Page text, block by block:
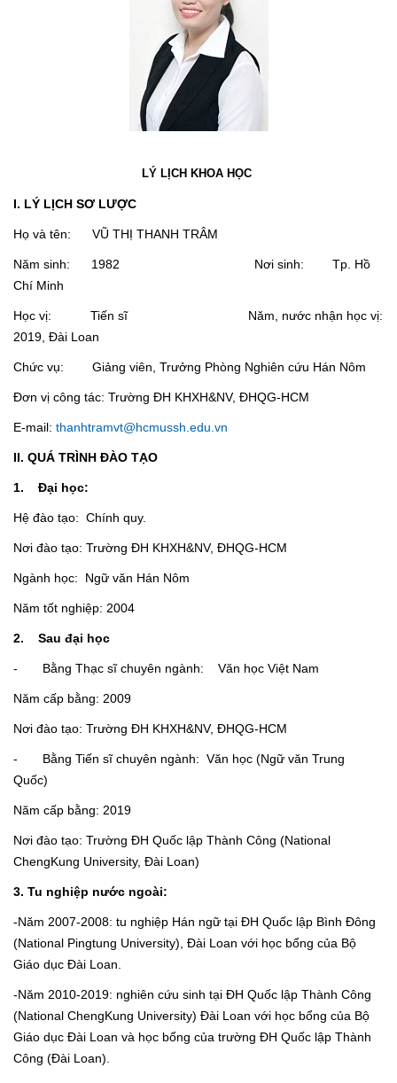
LÝ LỊCH KHOA HỌC
I. LÝ LỊCH SƠ LƯỢC
Họ và tên: VŨ THỊ THANH TRÂM
Năm sinh: 1982 Nơi sinh: Tp. Hồ
Chí Minh
Học vị: Tiến sĩ Năm, nước nhận học vị:
2019, Đài Loan
Chức vụ: Giảng viên, Trưởng Phòng Nghiên cứu Hán Nôm
Đơn vị công tác: Trường ĐH KHXH&NV, ĐHQG-HCM
E-mail: thanhtramvt@hcmussh.edu.vn
II. QUÁ TRÌNH ĐÀO TẠO
1. Đại học:
Hệ đào tạo: Chính quy.
Nơi đào tạo: Trường ĐH KHXH&NV, ĐHQG-HCM
Ngành học: Ngữ văn Hán Nôm
Năm tốt nghiệp: 2004
2. Sau đại học
- Bằng Thạc sĩ chuyên ngành: Văn học Việt Nam
Năm cấp bằng: 2009
Nơi đào tạo: Trường ĐH KHXH&NV, ĐHQG-HCM
- Bằng Tiến sĩ chuyên ngành: Văn học (Ngữ văn Trung
Quốc)
Năm cấp bằng: 2019
Nơi đào tạo: Trường ĐH Quốc lập Thành Công (National
ChengKung University, Đài Loan)
3. Tu nghiệp nước ngoài:
-Năm 2007-2008: tu nghiệp Hán ngữ tại ĐH Quốc lập Bình Đông
(National Pingtung University), Đài Loan với học bổng của Bộ
Giáo dục Đài Loan.
-Năm 2010-2019: nghiên cứu sinh tại ĐH Quốc lập Thành Công
(National ChengKung University) Đài Loan với học bổng của Bộ
Giáo dục Đài Loan và học bổng của trường ĐH Quốc lập Thành
Công (Đài Loan).